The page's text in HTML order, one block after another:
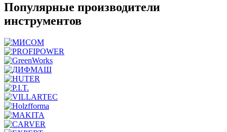
Популярные производители
инструментов